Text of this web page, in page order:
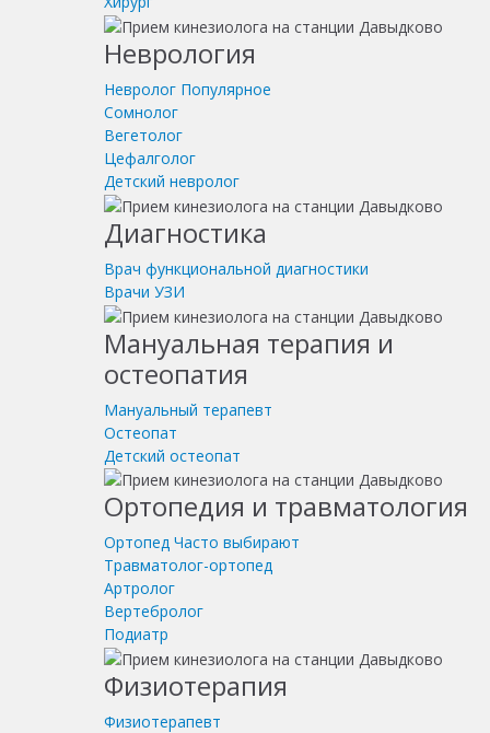
Неврология
Невролог Популярное
Сомнолог
Вегетолог
Цефалголог
Детский невролог
Диагностика
Врач функциональной диагностики
Врачи УЗИ
Мануальная терапия и
остеопатия
Мануальный терапевт
Остеопат
Детский остеопат
Ортопедия и травматология
Ортопед Часто выбирают
Травматолог-ортопед
Артролог
Вертебролог
Подиатр
Физиотерапия
Физиотерапевт